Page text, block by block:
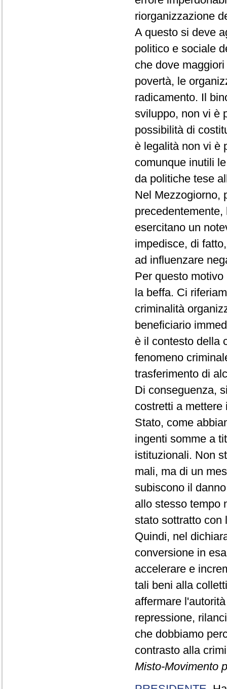
riorganizzazione
A questo si deve
politico e sociale
che dove
povertà, le
radicamento. Il
sviluppo, non vi è
possibilità di
è legalità non vi è
comunque inutili
da politiche tese
Nel Mezzogiorno,
esercitano un
impedisce, di
ad influenzare
Per questo
la beffa. Ci
criminalità
beneficiario
è il contesto della
fenomeno
trasferimento di
Di conseguenza,
costretti a
Stato, come
ingenti somme a
istituzionali. Non
mali, ma di un
subiscono il
allo stesso tempo
stato sottratto con
Quindi, nel
conversione in
accelerare e
tali beni alla
affermare
repressione,
che dobbiamo
contrasto alla
Misto-Movimento